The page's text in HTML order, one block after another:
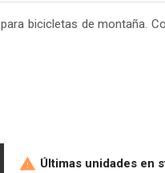
bicicletas de montaña.
 Últimas unidades en